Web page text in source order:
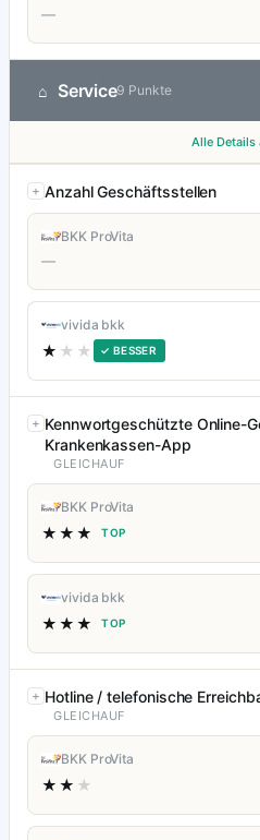
—
⌂ Service9 Punkte
Alle Details
Anzahl Geschäftsstellen
BKK ProVita
—
vivida bkk
★ ★★ ✓ BESSER
Kennwortgeschützte Online-
Krankenkassen-App
GLEICHAUF
BKK ProVita
★★★ TOP
vivida bkk
★★★ TOP
Hotline / telefonische
GLEICHAUF
BKK ProVita
★★ ★